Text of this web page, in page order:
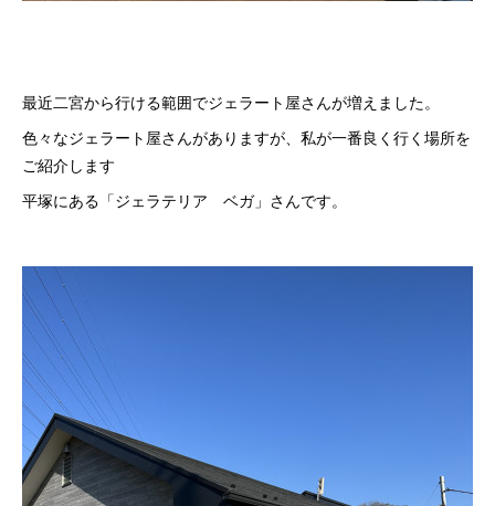
最近二宮から行ける範囲でジェラート屋さんが増えました。
色々なジェラート屋さんがありますが、私が一番良く行く場所を
ご紹介します
平塚にある「ジェラテリア ベガ」さんです。